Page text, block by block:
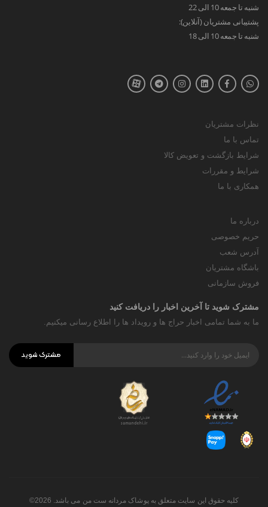
شنبه تا جمعه 10 الی 22
پشتیبانی مشتریان (آنلاین):
شنبه تا جمعه 10 الی 18
نظرات مشتریان
تماس با ما
شرایط بازگشت و تعویض کالا
شرایط و مقررات
همکاری با ما
درباره ما
حریم خصوصی
آدرس شعب
باشگاه مشتریان
فروش سازمانی
مشترک شوید تا آخرین اخبار را دریافت کنید
ما به شما تمامی اخبار حراج ها و رویداد ها را اطلاع رسانی میکنیم.
مشترک شوید
کلیه حقوق این سایت متعلق به پوشاک مردانه ست من می باشد. 2026©